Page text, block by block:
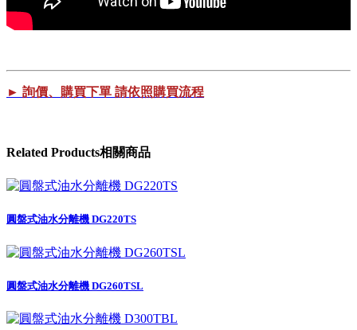
► 詢價、購買下單 請依照購買流程
Related Products相關商品
圓盤式油水分離機 DG220TS
圓盤式油水分離機 DG260TSL